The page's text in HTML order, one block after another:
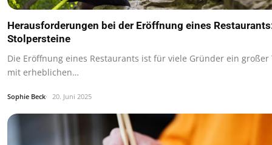
Herausforderungen bei der Eröffnung eines
Stolpersteine
Die Eröffnung eines Restaurants ist für viele Gründer ein
mit erheblichen…
Sophie Beck 20. Juni 2025